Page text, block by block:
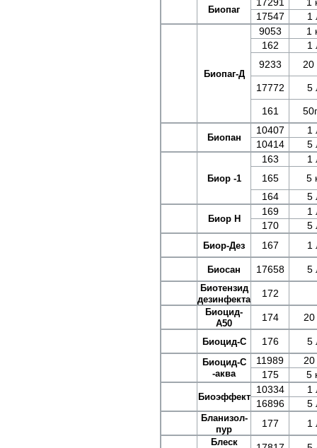
Биопаг
17547
1
Биопаг-Д
9053
1
162
1
9233
20
17772 5
161
Биопан
10407
1
10414
5
Биор -1
163
1
165
5
164
5
Биор Н
169
1
170
5
Биор-Дез 167 1
Биосан 17658 5
Биотензид
дезинфектант
172
Биоцид-
А50
174 20
Биоцид-С 176 5
Биоцид-С
-аква
11989
20
175
5
Биоэффект
10334
1
16896
5
Бланизол-
пур
177 1
Блеск